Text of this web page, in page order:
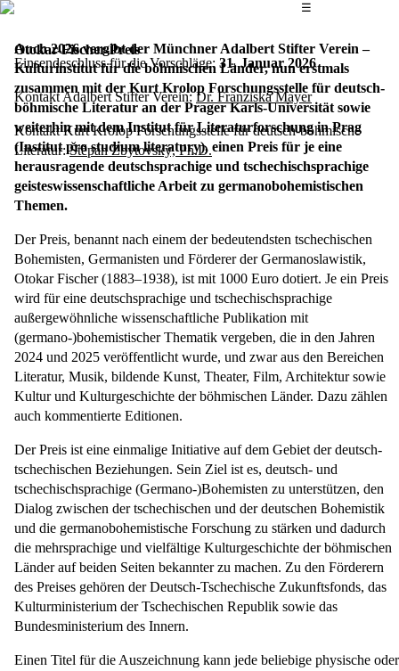
Das
☰
Otokar-Fischer-Preis
Auch 2026 vergibt der Münchner Adalbert Stifter Verein –
Kulturinstitut für die böhmischen Länder, nun erstmals
zusammen mit der Kurt Krolop Forschungsstelle für deutsch-
böhmische Literatur an der Prager Karls-Universität sowie
weiterhin mit dem Institut für Literaturforschung in Prag
(Institut pro studium literatury), einen Preis für je eine
herausragende deutschsprachige und tschechischsprachige
geisteswissenschaftliche Arbeit zu germanobohemistischen
Themen.
Der Preis, benannt nach einem der bedeutendsten tschechischen
Bohemisten, Germanisten und Förderer der Germanoslawistik,
Otokar Fischer (1883–1938), ist mit 1000 Euro dotiert. Je ein Preis
wird für eine deutschsprachige und tschechischsprachige
außergewöhnliche wissenschaftliche Publikation mit
(germano-)bohemistischer Thematik vergeben, die in den Jahren
2024 und 2025 veröffentlicht wurde, und zwar aus den Bereichen
Literatur, Musik, bildende Kunst, Theater, Film, Architektur sowie
Kultur und Kulturgeschichte der böhmischen Länder. Dazu zählen
auch kommentierte Editionen.
Der Preis ist eine einmalige Initiative auf dem Gebiet der deutsch-
tschechischen Beziehungen. Sein Ziel ist es, deutsch- und
tschechischsprachige (Germano-)Bohemisten zu unterstützen, den
Dialog zwischen der tschechischen und der deutschen Bohemistik
und die germanobohemistische Forschung zu stärken und dadurch
die mehrsprachige und vielfältige Kulturgeschichte der böhmischen
Länder auf beiden Seiten bekannter zu machen. Zu den Förderern
des Preises gehören der Deutsch-Tschechische Zukunftsfonds, das
Kulturministerium der Tschechischen Republik sowie das
Bundesministerium des Innern.
Einen Titel für die Auszeichnung kann jede beliebige physische oder
Einsendeschluss für die Vorschläge: 31. Januar 2026
Kontakt Adalbert Stifter Verein:Dr. Franziska Mayer
Kontakt Kurt Krolop Forschungsstelle für deutsch-böhmische
Literatur:Štěpán Zbytovský, Ph.D.